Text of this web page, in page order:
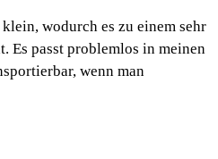
wodurch es zu einem sehr
Es passt problemlos in meinen
wenn man